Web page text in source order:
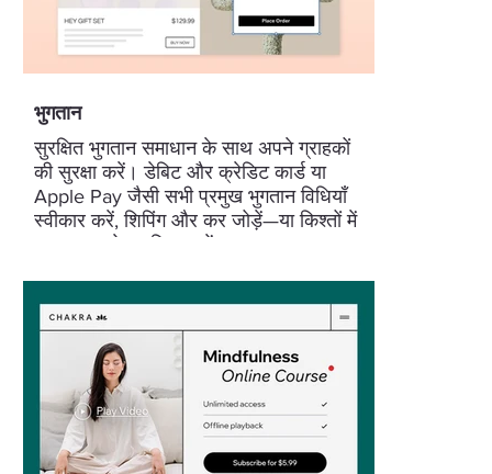
भुगतान
सुरक्षित भुगतान समाधान के साथ अपने ग्राहकों
की सुरक्षा करें। डेबिट और क्रेडिट कार्ड या
Apple Pay जैसी सभी प्रमुख भुगतान विधियाँ
स्वीकार करें, शिपिंग और कर जोड़ें—या किश्तों में
भुगतान करने का विकल्प दें।